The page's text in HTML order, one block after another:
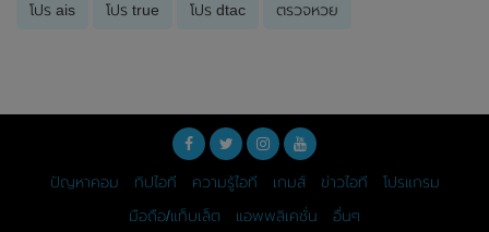
โปร ais โปร true โปร dtac ตรวจหวย
ปัญหาคอม ทิปไอที ความรู้ไอที เกมส์ ข่าวไอที
โปรแกรม
มือถือ/แท็บเล็ต
แอพพลิเคชั่น อื่นๆ